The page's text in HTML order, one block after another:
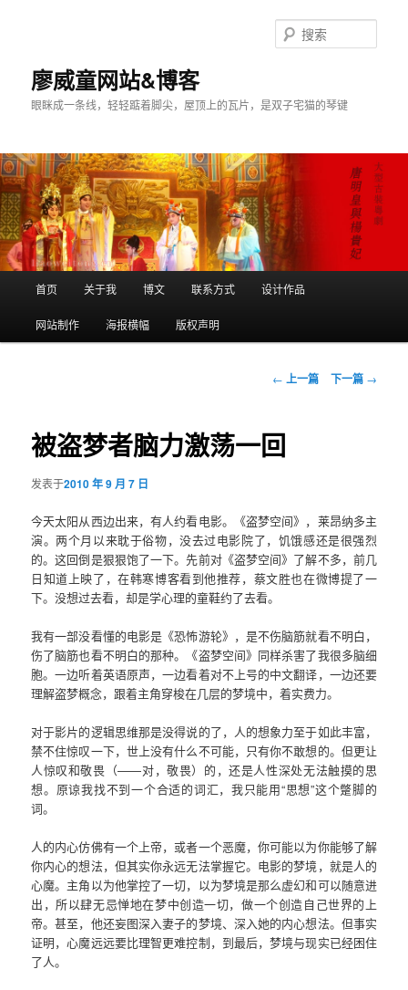
廖威童网站&博客
眼眯成一条线，轻轻踮着脚尖，屋顶上的瓦片，是双子宅猫的琴键
索
跳
至
容
区
域
首页 关于我 博文 联系方式 设计作品
网站制作 海报横幅 版权声明
文
航
← 上一篇 下一篇 →
被盗梦者脑力激荡一回
发表于2010 年 9 月 7 日
今天太阳从西边出来，有人约看电影。《盗梦空间》，莱昂纳多主
演。两个月以来耽于俗物，没去过电影院了，饥饿感还是很强烈
的。这回倒是狠狠饱了一下。先前对《盗梦空间》了解不多，前几
日知道上映了，在韩寒博客看到他推荐，蔡文胜也在微博提了一
下。没想过去看，却是学心理的童鞋约了去看。
我有一部没看懂的电影是《恐怖游轮》，是不伤脑筋就看不明白，
伤了脑筋也看不明白的那种。《盗梦空间》同样杀害了我很多脑细
胞。一边听着英语原声，一边看着对不上号的中文翻译，一边还要
理解盗梦概念，跟着主角穿梭在几层的梦境中，着实费力。
对于影片的逻辑思维那是没得说的了，人的想象力至于如此丰富，
禁不住惊叹一下，世上没有什么不可能，只有你不敢想的。但更让
人惊叹和敬畏（——对，敬畏）的，还是人性深处无法触摸的思
想。原谅我找不到一个合适的词汇，我只能用“思想”这个蹩脚的
词。
人的内心仿佛有一个上帝，或者一个恶魔，你可能以为你能够了解
你内心的想法，但其实你永远无法掌握它。电影的梦境，就是人的
心魔。主角以为他掌控了一切，以为梦境是那么虚幻和可以随意进
出，所以肆无忌惮地在梦中创造一切，做一个创造自己世界的上
帝。甚至，他还妄图深入妻子的梦境、深入她的内心想法。但事实
证明，心魔远远要比理智更难控制，到最后，梦境与现实已经困住
了人。